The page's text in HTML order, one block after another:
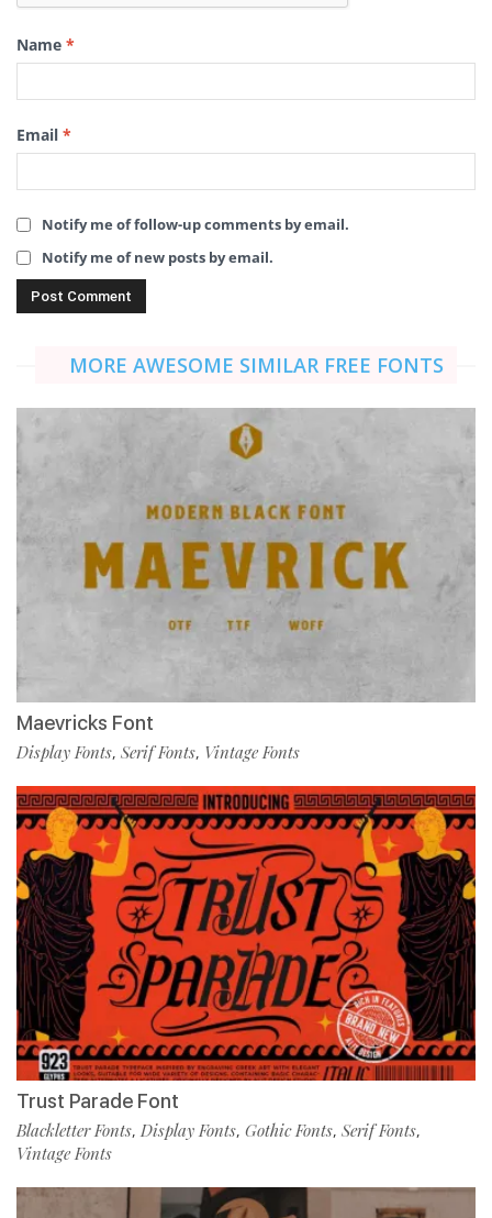
Name *
Email *
Notify me of follow-up comments by email.
Notify me of new posts by email.
MORE AWESOME SIMILAR FREE FONTS
Maevricks Font
Display Fonts, Serif Fonts, Vintage Fonts
Trust Parade Font
Blackletter Fonts, Display Fonts, Gothic Fonts, Serif Fonts,
Vintage Fonts